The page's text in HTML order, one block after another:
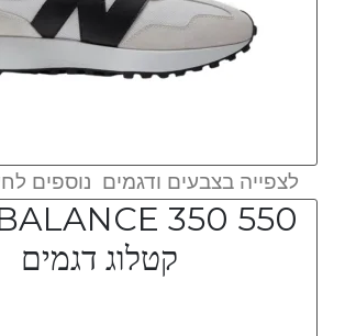
לצפייה בצבעים ודגמים נוספים
350 550
קטלוג דגמים